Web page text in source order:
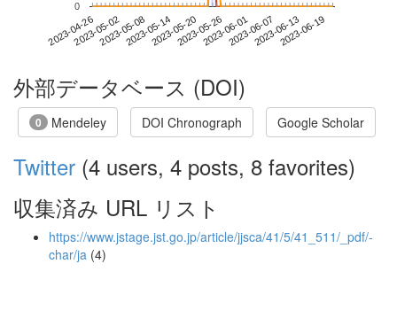
2023-04-262023-05-022023-05-082023-05-142023-05-202023-05-262023-06-012023-06-072023-06-132023-06-19
0
外部データベース (DOI)
0 Mendeley DOI Chronograph Google Scholar
Twitter (4 users, 4 posts, 8 favorites)
収集済み URL リスト
https://www.jstage.jst.go.jp/article/jjsca/41/5/41_511/_pdf/-
char/ja (4)